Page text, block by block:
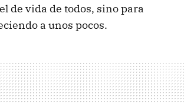
de vida de todos, sino para
a unos pocos.